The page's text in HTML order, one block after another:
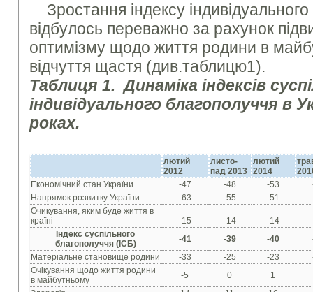
Зростання індексу
відбулось переважно за рахунок
оптимізму щодо життя родини в
відчуття щастя (див.таблицю1).
Таблиця 1. Динаміка індексів
індивідуального благополуччя в
роках.
лютий
2012
листо-
пад 2013
лютий
2014
Економічний стан України
-47 -48 -53
Напрямок розвитку України
-63 -55 -51
Очикування, яким буде життя в
країні
-15 -14 -14
Індекс суспільного
благополуччя (ІСБ)
-41 -39 -40
Матеріальне становище родини
-33 -25 -23
Очікування щодо життя родини
в майбутньому
-5 0 1